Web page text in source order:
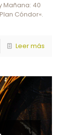
Mañana: 40
Cóndor«.
Leer más